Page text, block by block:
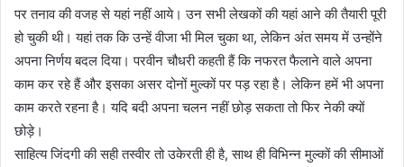
पर तनाव की वजह से यहां नहीं आये। उन सभी लेखकों की यहां आने की तैयारी पूरी
हो चुकी थी। यहां तक कि उन्हें वीजा भी मिल चुका था, लेकिन अंत समय में उन्होंने
अपना निर्णय बदल दिया। परवीन चौधरी कहती हैं कि नफरत फैलाने वाले अपना
काम कर रहे हैं और इसका असर दोनों मुल्कों पर पड़ रहा है। लेकिन हमें भी अपना
काम करते रहना है। यदि बदी अपना चलन नहीं छोड़ सकता तो फिर नेकी क्यों
छोड़े।
साहित्य जिंदगी की सही तस्वीर तो उकेरती ही है, साथ ही विभिन्न मुल्कों की सीमाओं